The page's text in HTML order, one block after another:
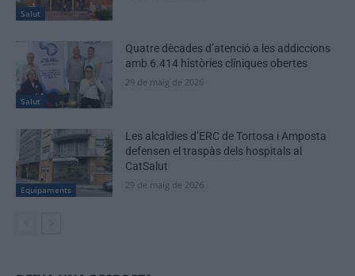
Salut
Salut
Quatre dècades d’atenció a les addiccions
amb 6.414 històries clíniques obertes
29 de maig de 2026
Equipaments
Les alcaldies d’ERC de Tortosa i Amposta
defensen el traspàs dels hospitals al
CatSalut
29 de maig de 2026